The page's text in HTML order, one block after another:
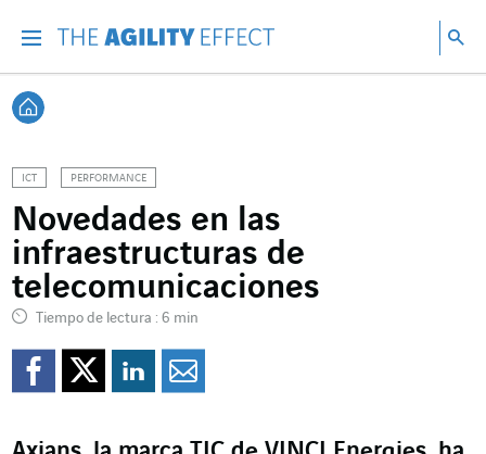
Volver a Inicio
ICT PERFORMANCE
Novedades en las
infraestructuras de
telecomunicaciones
Tiempo de lectura : 6 min
Compartir en Facebook
Compartir en
Compartir en